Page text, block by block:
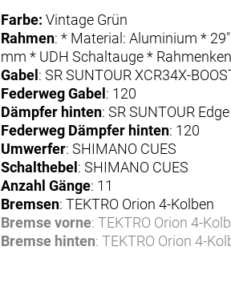
Farbe: Vintage Grün
Rahmen: * Material: Aluminium *
mm * UDH Schaltauge *
Gabel: SR SUNTOUR XCR34X-
Federweg Gabel: 120
Dämpfer hinten: SR SUNTOUR
Federweg Dämpfer hinten: 120
Umwerfer: SHIMANO CUES
Schalthebel: SHIMANO CUES
Anzahl Gänge: 11
Bremsen: TEKTRO Orion 4-Kolben
Bremse vorne: TEKTRO Orion 4-
Bremse hinten: TEKTRO Orion 4-